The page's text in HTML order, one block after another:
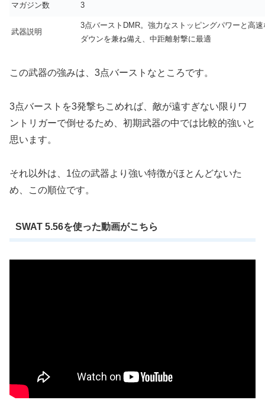
マガジン数 3
武器説明
3点バーストDMR。強力なストッピングパワーと高
ダウンを兼ね備え、中距離射撃に最適
この武器の強みは、3点バーストなところです。
3点バーストを3発撃ちこめれば、敵が遠すぎない限りワ
ントリガーで倒せるため、初期武器の中では比較的強いと
思います。
それ以外は、1位の武器より強い特徴がほとんどないた
め、この順位です。
SWAT 5.56を使った動画がこちら